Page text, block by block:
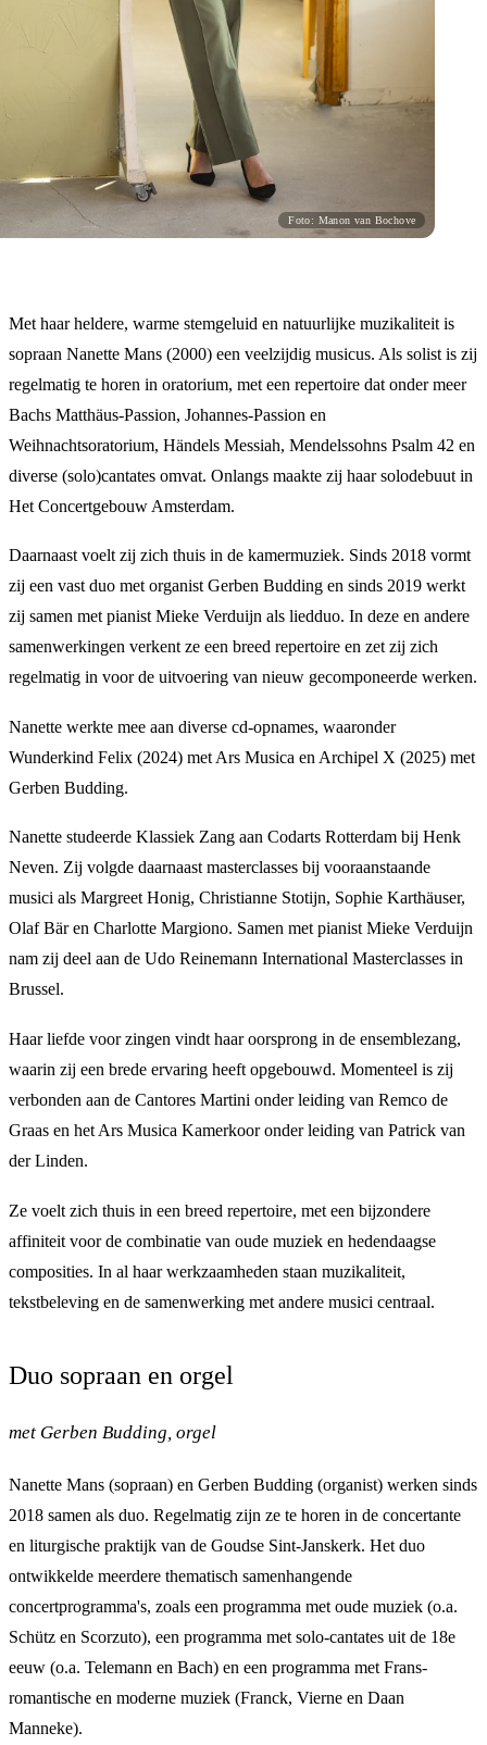
Foto: Manon van Bochove
Met haar heldere, warme stemgeluid en natuurlijke muzikaliteit is
sopraan Nanette Mans (2000) een veelzijdig musicus. Als solist is zij
regelmatig te horen in oratorium, met een repertoire dat onder meer
Bachs Matthäus-Passion, Johannes-Passion en
Weihnachtsoratorium, Händels Messiah, Mendelssohns Psalm 42 en
diverse (solo)cantates omvat. Onlangs maakte zij haar solodebuut in
Het Concertgebouw Amsterdam.
Daarnaast voelt zij zich thuis in de kamermuziek. Sinds 2018 vormt
zij een vast duo met organist Gerben Budding en sinds 2019 werkt
zij samen met pianist Mieke Verduijn als liedduo. In deze en andere
samenwerkingen verkent ze een breed repertoire en zet zij zich
regelmatig in voor de uitvoering van nieuw gecomponeerde werken.
Nanette werkte mee aan diverse cd-opnames, waaronder
Wunderkind Felix (2024) met Ars Musica en Archipel X (2025) met
Gerben Budding.
Nanette studeerde Klassiek Zang aan Codarts Rotterdam bij Henk
Neven. Zij volgde daarnaast masterclasses bij vooraanstaande
musici als Margreet Honig, Christianne Stotijn, Sophie Karthäuser,
Olaf Bär en Charlotte Margiono. Samen met pianist Mieke Verduijn
nam zij deel aan de Udo Reinemann International Masterclasses in
Brussel.
Haar liefde voor zingen vindt haar oorsprong in de ensemblezang,
waarin zij een brede ervaring heeft opgebouwd. Momenteel is zij
verbonden aan de Cantores Martini onder leiding van Remco de
Graas en het Ars Musica Kamerkoor onder leiding van Patrick van
der Linden.
Ze voelt zich thuis in een breed repertoire, met een bijzondere
affiniteit voor de combinatie van oude muziek en hedendaagse
composities. In al haar werkzaamheden staan muzikaliteit,
tekstbeleving en de samenwerking met andere musici centraal.
Duo sopraan en orgel
met Gerben Budding, orgel
Nanette Mans (sopraan) en Gerben Budding (organist) werken sinds
2018 samen als duo. Regelmatig zijn ze te horen in de concertante
en liturgische praktijk van de Goudse Sint-Janskerk. Het duo
ontwikkelde meerdere thematisch samenhangende
concertprogramma's, zoals een programma met oude muziek (o.a.
Schütz en Scorzuto), een programma met solo-cantates uit de 18e
eeuw (o.a. Telemann en Bach) en een programma met Frans-
romantische en moderne muziek (Franck, Vierne en Daan
Manneke).